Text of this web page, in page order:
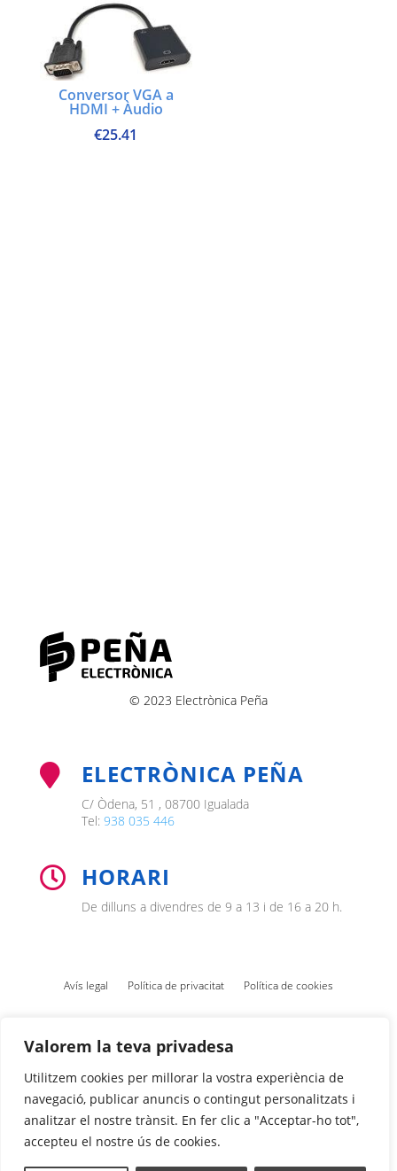
Valorem la teva privadesa
Utilitzem cookies per millorar la vostra experiència de
navegació, publicar anuncis o contingut personalitzats i
analitzar el nostre trànsit. En fer clic a "Acceptar-ho tot",
accepteu el nostre ús de cookies.
Conversor VGA a
HDMI + Àudio
€25.41
© 2023 Electrònica Peña
 ELECTRÒNICA PEÑA
C/ Òdena, 51 , 08700 Igualada
Tel: 938 035 446
 HORARI
De dilluns a divendres de 9 a 13 i de 16 a 20 h.
Avís legal Política de privacitat Política de cookies